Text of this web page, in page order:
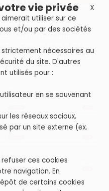
une communauté de
sur l’alimentation
et réussie, qui a
de 110 contributeurs
X
vie privée
aimerait utiliser sur ce
et/ou par des sociétés
nécessaires au
du site. D'autres
utilisés pour :
en se souvenant
les réseaux sociaux,
par un site externe (ex.
ces cookies
navigation. En
de certains cookies